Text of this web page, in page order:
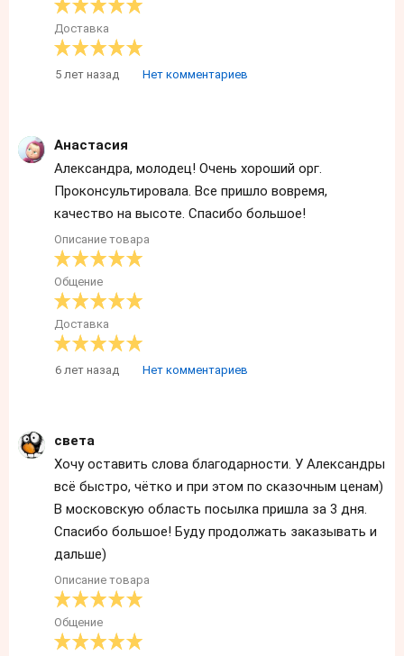
Доставка
5 лет назад Нет комментариев
Анастасия
Александра, молодец! Очень хороший орг.
Проконсультировала. Все пришло вовремя,
качество на высоте. Спасибо большое!
Описание товара
Общение
Доставка
6 лет назад Нет комментариев
света
Хочу оставить слова благодарности. У Александры
всё быстро, чётко и при этом по сказочным ценам)
В московскую область посылка пришла за 3 дня.
Спасибо большое! Буду продолжать заказывать и
дальше)
Описание товара
Общение